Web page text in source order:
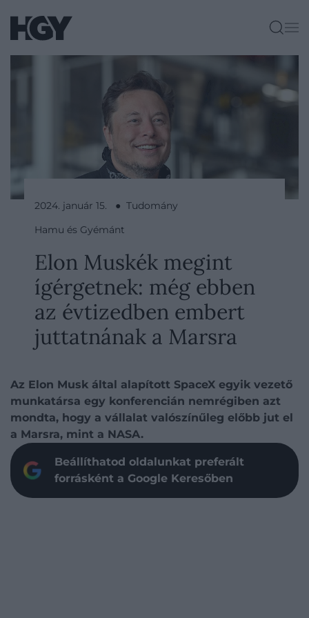
2024. január 15. ● Tudomány
Hamu és Gyémánt
Elon Muskék megint
ígérgetnek: még ebben
az évtizedben embert
juttatnának a Marsra
Az Elon Musk által alapított SpaceX egyik vezető
munkatársa egy konferencián nemrégiben azt
mondta, hogy a vállalat valószínűleg előbb jut el
a Marsra, mint a NASA.
Beállíthatod oldalunkat preferált
forrásként a Google Keresőben